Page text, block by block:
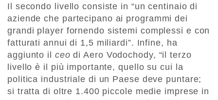
Il secondo livello consiste in “un centinaio di
aziende che partecipano ai programmi dei
grandi player fornendo sistemi complessi e con
fatturati annui di 1,5 miliardi”. Infine, ha
aggiunto il ceo di Aero Vodochody, “il terzo
livello è il più importante, quello su cui la
politica industriale di un Paese deve puntare;
si tratta di oltre 1.400 piccole medie imprese in